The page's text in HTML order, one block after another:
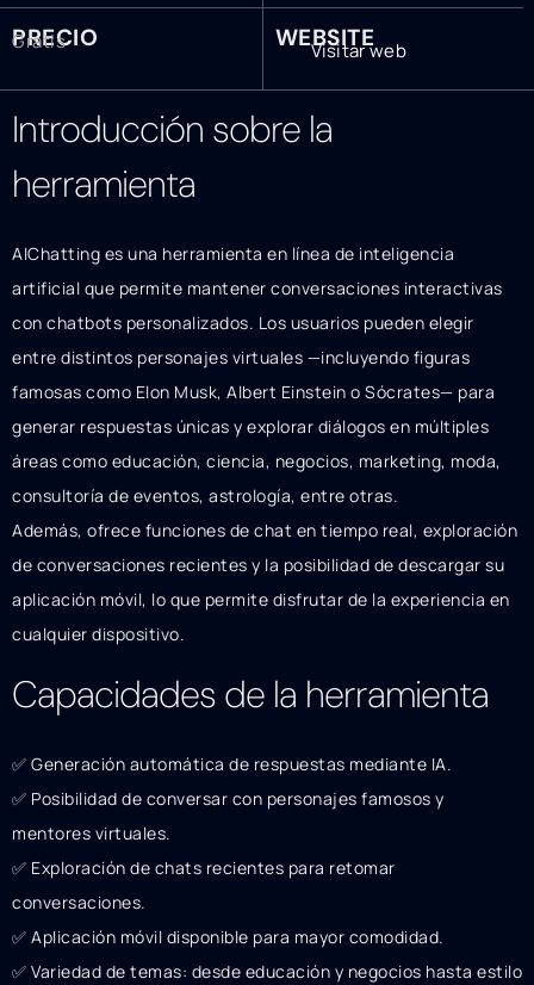
PRECIO
Gratis WEBSITE
Visitar web
Introducción sobre la
herramienta
AIChatting es una herramienta en línea de inteligencia
artificial que permite mantener conversaciones interactivas
con chatbots personalizados. Los usuarios pueden elegir
entre distintos personajes virtuales —incluyendo figuras
famosas como Elon Musk, Albert Einstein o Sócrates— para
generar respuestas únicas y explorar diálogos en múltiples
áreas como educación, ciencia, negocios, marketing, moda,
consultoría de eventos, astrología, entre otras.
Además, ofrece funciones de chat en tiempo real, exploración
de conversaciones recientes y la posibilidad de descargar su
aplicación móvil, lo que permite disfrutar de la experiencia en
cualquier dispositivo.
Capacidades de la herramienta
✅ Generación automática de respuestas mediante IA.
✅ Posibilidad de conversar con personajes famosos y
mentores virtuales.
✅ Exploración de chats recientes para retomar
conversaciones.
✅ Aplicación móvil disponible para mayor comodidad.
✅ Variedad de temas: desde educación y negocios hasta estilo